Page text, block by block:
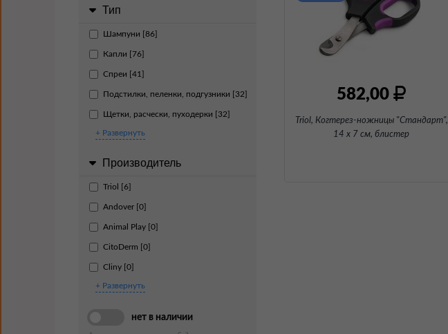
Тип
Шампуни [86]
Капли [76]
Спреи [41]
Подстилки, пеленки, подгузники [32]
Щетки, расчески, пуходерки [32]
+ Развернуть
Производитель
Triol [6]
Andover [0]
Animal Play [0]
CitoDerm [0]
Cliny [0]
+ Развернуть
нет в наличии
582,00
Triol, Когтерез-ножницы "Стандарт",
14 х 7 см, блистер